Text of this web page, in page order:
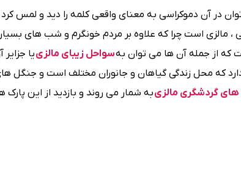
در آن دموکراسی به معنای واقعی کلمه را دید و لمس
، مالزی است چرا که علاوه بر مردم خونگرم و شب های
که از جمله آن ها می توان بهسواحل زیبای مالزییا
که محل زندگی گیاهان و جانوران مختلف است و جنگل
های گردشگری مالزیبه شمار می روند و بازدید از این پارک